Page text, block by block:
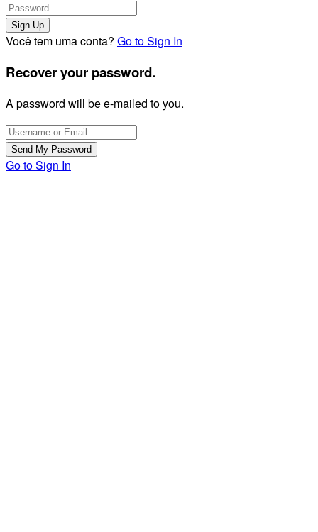
Você tem uma conta? Go to Sign In
Recover your password.
A password will be e-mailed to you.
Go to Sign In